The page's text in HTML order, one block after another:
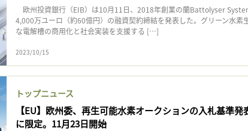
欧州投資銀行（EIB）は10月11日、2018年創業の蘭Battolyser
4,000万ユーロ（約60億円）の融資契約締結を発表した。グリーン水素
な電解槽の商用化と社会実装を支援する […]
2023/10/15
トップニュース
【EU】欧州委、再生可能水素オークションの入札基準発
に限定。11月23日開始